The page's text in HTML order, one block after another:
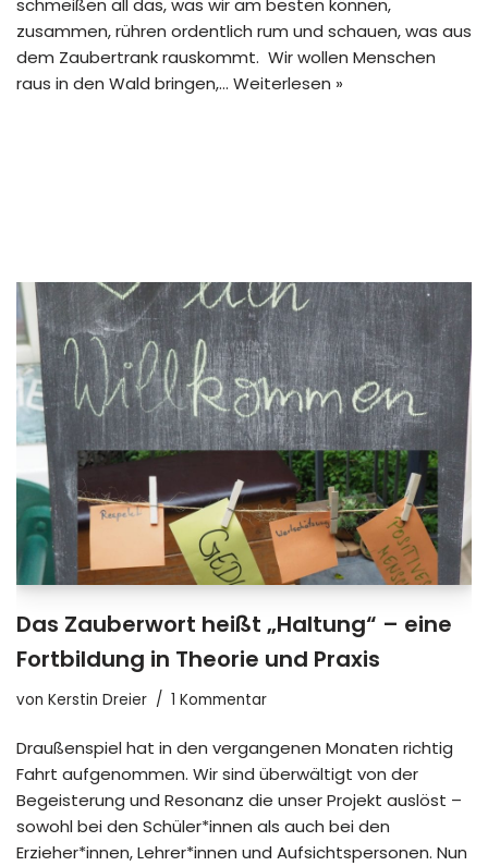
schmeißen all das, was wir am besten können,
zusammen, rühren ordentlich rum und schauen, was aus
dem Zaubertrank rauskommt. Wir wollen Menschen
raus in den Wald bringen,… Weiterlesen »
Das Zauberwort heißt „Haltung“ – eine
Fortbildung in Theorie und Praxis
von Kerstin Dreier 1 Kommentar
Draußenspiel hat in den vergangenen Monaten richtig
Fahrt aufgenommen. Wir sind überwältigt von der
Begeisterung und Resonanz die unser Projekt auslöst –
sowohl bei den Schüler*innen als auch bei den
Erzieher*innen, Lehrer*innen und Aufsichtspersonen. Nun